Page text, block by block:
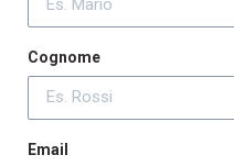
Cognome
Email